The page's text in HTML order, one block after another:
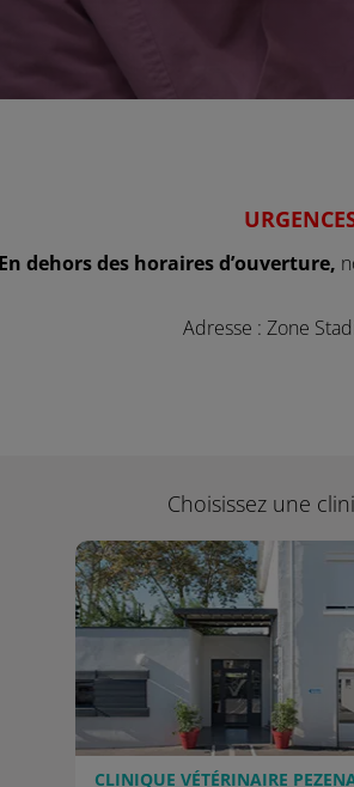
En dehors des horaires d’ouverture,
Adresse : Zone
Choisissez une
CLINIQUE VÉTÉRINAIRE